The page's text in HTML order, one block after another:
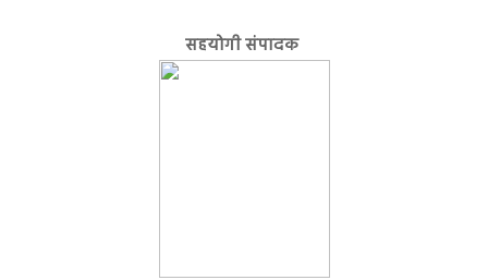
सहयोगी संपादक